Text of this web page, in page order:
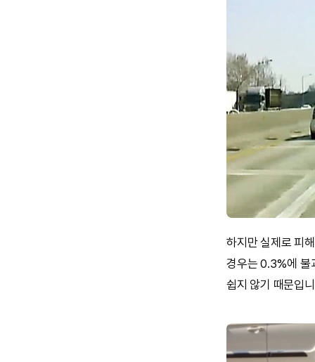
하지만 실제로 피
경우는 0.3%에 불
쉽지 않기 때문입